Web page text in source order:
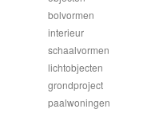
bolvormen
interieur
schaalvormen
lichtobjecten
grondproject
paalwoningen